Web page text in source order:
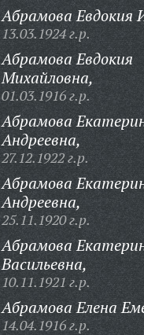
Абрамова Евдокия
13.03.1924 г.р.
Абрамова Евдокия
Михайловна,
01.03.1916 г.р.
Абрамова
Андреевна,
27.12.1922 г.р.
Абрамова
Андреевна,
25.11.1920 г.р.
Абрамова
Васильевна,
10.11.1921 г.р.
Абрамова Елена
14.04.1916 г.р.